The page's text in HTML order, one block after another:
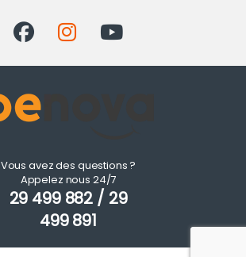
Vous avez des questions ?
Appelez nous 24/7
29 499 882 / 29
499 891